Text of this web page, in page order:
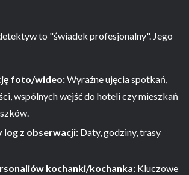
to "świadek profesjonalny". Jego
foto/wideo:Wyraźne ujęcia spotkań,
wspólnych wejść do hoteli czy mieszkań
log z obserwacji: Daty, godziny, trasy
kochanki/kochanka: Kluczowe